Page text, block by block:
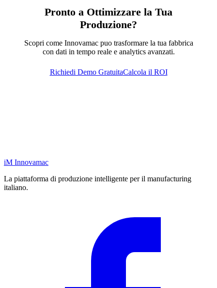
Pronto a Ottimizzare la Tua
Produzione?
Scopri come Innovamac puo trasformare la tua fabbrica
con dati in tempo reale e analytics avanzati.
Richiedi Demo GratuitaCalcola il ROI
iM Innovamac
La piattaforma di produzione intelligente per il manufacturing
italiano.